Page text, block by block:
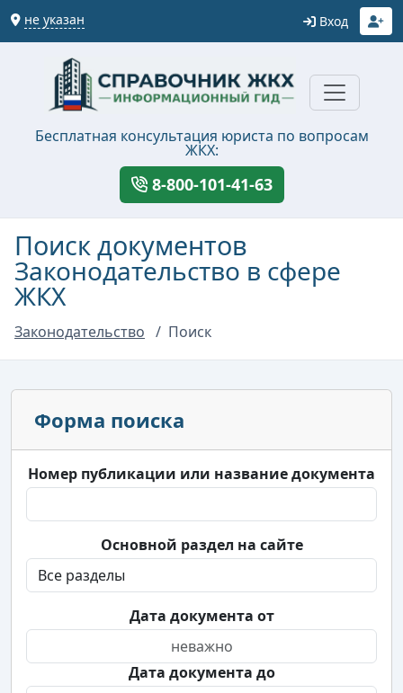
не указан Вход
Бесплатная консультация юриста по вопросам
ЖКХ:
8-800-101-41-63
Поиск документов
Законодательство в сфере
ЖКХ
Законодательство Поиск
Форма поиска
Номер публикации или название документа
Основной раздел на сайте
Дата документа от
Дата документа до